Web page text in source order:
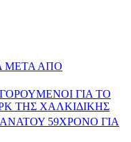
ΜΕΤΑ ΑΠΟ
ΓΙΑ ΤΟ
ΤΗΣ ΧΑΛΚΙΔΙΚΗΣ
59ΧΡΟΝΟ ΓΙΑ